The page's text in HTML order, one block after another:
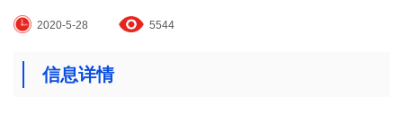
2020-5-28 5544
信息详情